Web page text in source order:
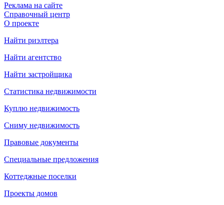
Реклама на сайте
Справочный центр
О проекте
Найти риэлтера
Найти агентство
Найти застройщика
Статистика недвижимости
Куплю недвижимость
Сниму недвижимость
Правовые документы
Специальные предложения
Коттеджные поселки
Проекты домов